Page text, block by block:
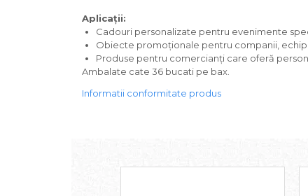
Aplicații:
Cadouri personalizate pentru evenimente
Obiecte promoționale pentru companii,
Produse pentru comercianți care oferă
Ambalate cate 36 bucati pe bax.
Informatii conformitate produs